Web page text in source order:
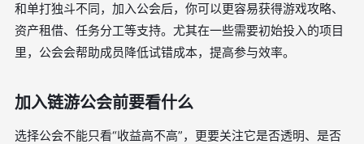
和单打独斗不同，加入公会后，你可以更容易获得游戏攻略、
资产租借、任务分工等支持。尤其在一些需要初始投入的项目
里，公会会帮助成员降低试错成本，提高参与效率。
加入链游公会前要看什么
选择公会不能只看“收益高不高”，更要关注它是否透明、是否